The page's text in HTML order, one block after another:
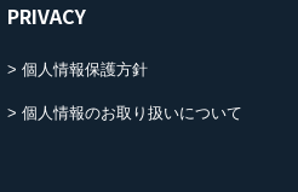
PRIVACY
個人情報保護方針
個人情報のお取り扱いについて